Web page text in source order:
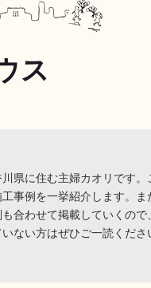
ス
県に住む主婦カオリです。
事例を一挙紹介します。ま
合わせて掲載していくので
ない方はぜひご一読くださ